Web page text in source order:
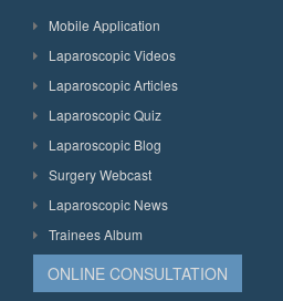
Mobile Application
Laparoscopic Videos
Laparoscopic Articles
Laparoscopic Quiz
Laparoscopic Blog
Surgery Webcast
Laparoscopic News
Trainees Album
ONLINE CONSULTATION